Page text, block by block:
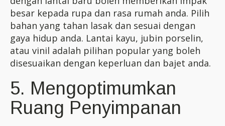
besar kepada rupa dan rasa rumah anda. Pilih
bahan yang tahan lasak dan sesuai dengan
gaya hidup anda. Lantai kayu, jubin porselin,
atau vinil adalah pilihan popular yang boleh
disesuaikan dengan keperluan dan bajet anda.
5. Mengoptimumkan
Ruang Penyimpanan